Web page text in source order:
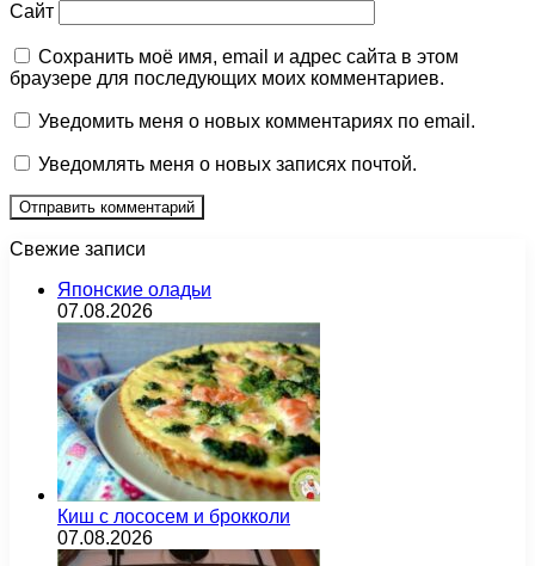
Сайт
Сохранить моё имя, email и адрес сайта в этом
браузере для последующих моих комментариев.
Уведомить меня о новых комментариях по email.
Уведомлять меня о новых записях почтой.
Свежие записи
Японские оладьи
07.08.2026
Киш с лососем и брокколи
07.08.2026